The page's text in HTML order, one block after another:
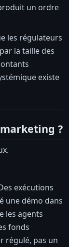
un ordre
les régulateurs
la taille des
existe
?
exécutions
une démo dans
les agents
fonds
régulé, pas un